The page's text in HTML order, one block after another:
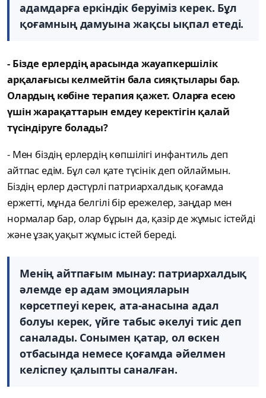
адамдарға еркіндік беруіміз керек. Бұл
қоғамның дамуына жақсы ықпал етеді.
- Бізде ерлердің арасында жауапкершілік
арқалағысы келмейтін бала сияқтылары бар.
Олардың көбіне терапия қажет. Оларға есею
үшін жарақаттарын емдеу керектігін қалай
түсіндіруге болады?
- Мен біздің ерлердің көпшілігі инфантиль деп
айтпас едім. Бұл сәл қате түсінік деп ойлаймын.
Біздің ерлер дәстүрлі патриархалдық қоғамда
ержетті, мұнда белгілі бір ережелер, заңдар мен
нормалар бар, олар бұрын да, қазір де жұмыс істейді
және ұзақ уақыт жұмыс істей береді.
Менің айтпағым мынау: патриархалдық
әлемде ер адам эмоцияларын
көрсетпеуі керек, ата-анасына адал
болуы керек, үйге табыс әкелуі тиіс деп
саналады. Сонымен қатар, ол өскен
отбасында немесе қоғамда әйелмен
келіспеу қалыпты саналған.